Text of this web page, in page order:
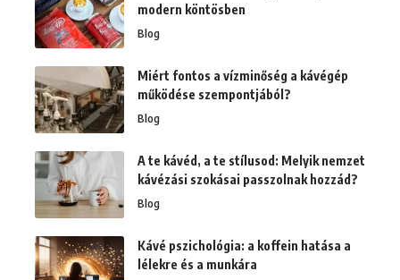
modern köntösben
Blog
Miért fontos a vízminőség a kávégép
működése szempontjából?
Blog
A te kávéd, a te stílusod: Melyik nemzet
kávézási szokásai passzolnak hozzád?
Blog
Kávé pszichológia: a koffein hatása a
lélekre és a munkára